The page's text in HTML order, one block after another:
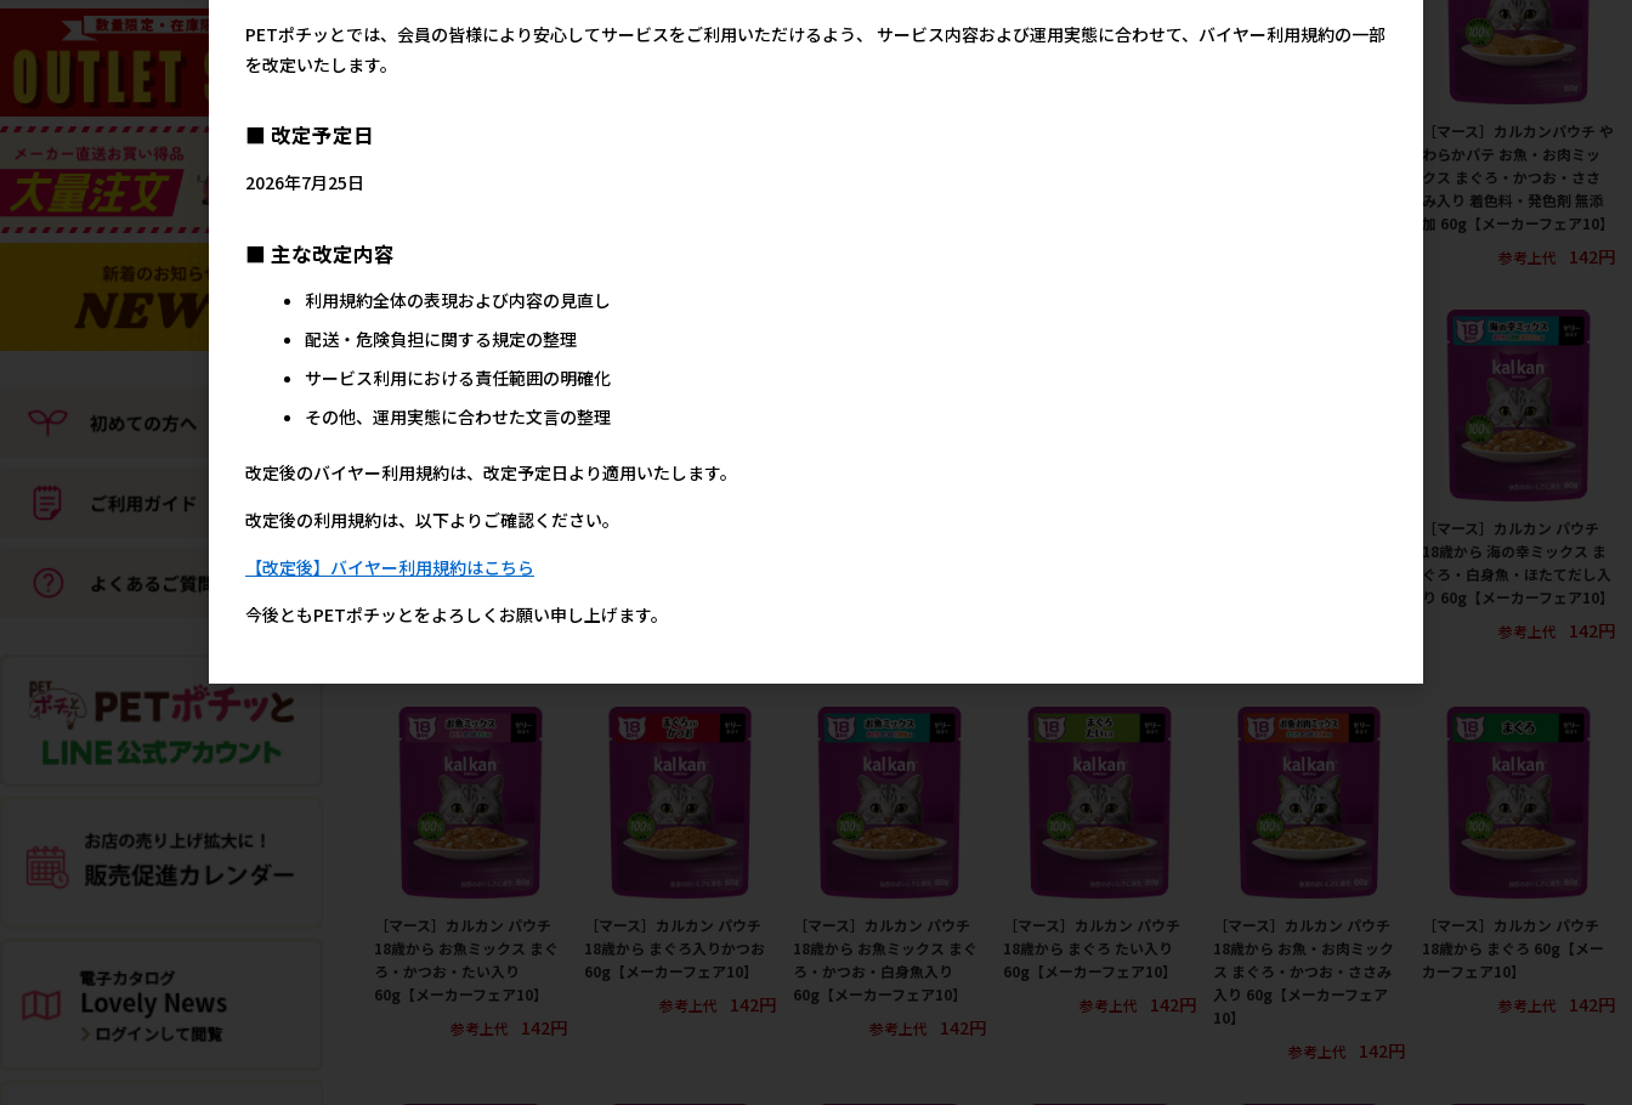
［マース］カルカンパウチ や
わらかパテ お魚・お肉ミッ
クス まぐろ・かつお・ささ
み入り 着色料・発色剤 無添
加 60g【メーカーフェア10】
参考上代
142円
［マース］カルカン パウチ
り 着色料・発色剤 無添加
142円
［マース］カルカン パウチ
10】
［マース］カルカン パウチ
18歳から 海の幸ミックス ま
ぐろ・白身魚・ほたてだし入
り 60g【メーカーフェア10】
参考上代
142円
［マース］カルカン パウチ
18歳から お魚ミックス まぐ
ろ・かつお・たい入り
60g【メーカーフェア10】
参考上代
142円
［マース］カルカン パウチ
18歳から まぐろ入りかつお
60g【メーカーフェア10】
参考上代
142円
［マース］カルカン パウチ
18歳から お魚ミックス まぐ
ろ・かつお・白身魚入り
60g【メーカーフェア10】
参考上代
142円
［マース］カルカン パウチ
18歳から まぐろ たい入り
60g【メーカーフェア10】
参考上代
142円
［マース］カルカン パウチ
18歳から お魚・お肉ミック
ス まぐろ・かつお・ささみ
入り 60g【メーカーフェア
10】
参考上代
142円
［マース］カルカン パウチ
18歳から まぐろ 60g【メー
カーフェア10】
参考上代
142円
PETポチッとでは、会員の皆様により安心してサービスをご利用いただけるよう、 サービス内容および運用実態に合わせて、バイヤー利用規約の一部
を改定いたします。
■ 改定予定日
2026年7月25日
■ 主な改定内容
利用規約全体の表現および内容の見直し
配送・危険負担に関する規定の整理
サービス利用における責任範囲の明確化
その他、運用実態に合わせた文言の整理
改定後のバイヤー利用規約は、改定予定日より適用いたします。
改定後の利用規約は、以下よりご確認ください。
【改定後】バイヤー利用規約はこちら
今後ともPETポチッとをよろしくお願い申し上げます。